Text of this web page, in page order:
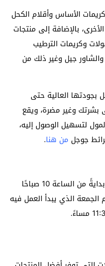
الأساس وأقلام الكحل
بالإضافة إلى منتجات
وكريمات الترطيب
جيل وغير ذلك من
بجودتها العالية حتى
وغير مضرة، ويقع
لتسهيل الوصول إليه،
جوجل من هنا.
مواعيد العمل: يعمل المحل يوميًا بدايةً من الساعة 10 صباحًا
يوم الجمعة الذي يبدأ العمل فيه